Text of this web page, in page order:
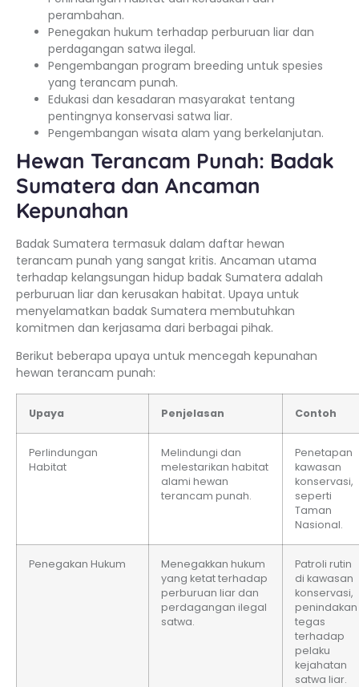
perambahan.
Penegakan hukum terhadap perburuan liar dan
perdagangan satwa ilegal.
Pengembangan program breeding untuk spesies
yang terancam punah.
Edukasi dan kesadaran masyarakat tentang
pentingnya konservasi satwa liar.
Pengembangan wisata alam yang berkelanjutan.
Hewan Terancam Punah: Badak
Sumatera dan Ancaman
Kepunahan
Badak Sumatera termasuk dalam daftar hewan
terancam punah yang sangat kritis. Ancaman utama
terhadap kelangsungan hidup badak Sumatera adalah
perburuan liar dan kerusakan habitat. Upaya untuk
menyelamatkan badak Sumatera membutuhkan
komitmen dan kerjasama dari berbagai pihak.
Berikut beberapa upaya untuk mencegah kepunahan
hewan terancam punah:
Upaya Penjelasan Contoh
Perlindungan
Habitat
Melindungi dan
melestarikan habitat
alami hewan
terancam punah.
Penetapan
kawasan
konservasi,
seperti
Taman
Nasional.
Penegakan Hukum
Menegakkan hukum
yang ketat terhadap
perburuan liar dan
perdagangan ilegal
satwa.
Patroli rutin
di kawasan
konservasi,
penindakan
tegas
terhadap
pelaku
kejahatan
satwa liar.